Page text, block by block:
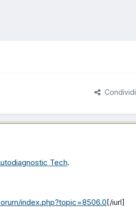
Condividi
Tech.
index.php?topic=8506.0 [/iurl]